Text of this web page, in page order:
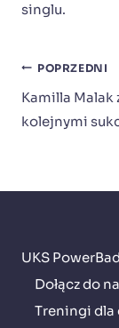
singlu.
wpisu
POPRZEDNI
Kamilla Malak
kolejnymi
UKS PowerBad
Dołącz do
Treningi dla